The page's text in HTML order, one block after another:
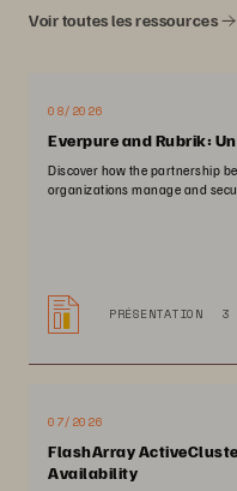
Voir toutes les ressources
08/2026
Everpure and Rubrik:
Discover how the partnership
organizations manage and
PRÉSENTATION 3
07/2026
FlashArray
Availability